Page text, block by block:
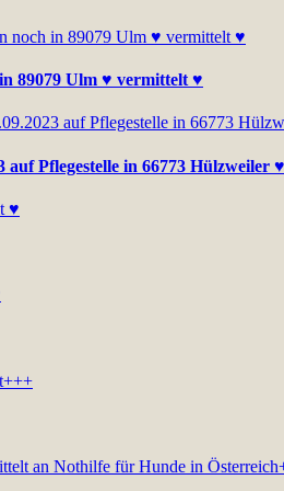
89079 Ulm ♥ vermittelt ♥
auf Pflegestelle in 66773 Hülzweiler